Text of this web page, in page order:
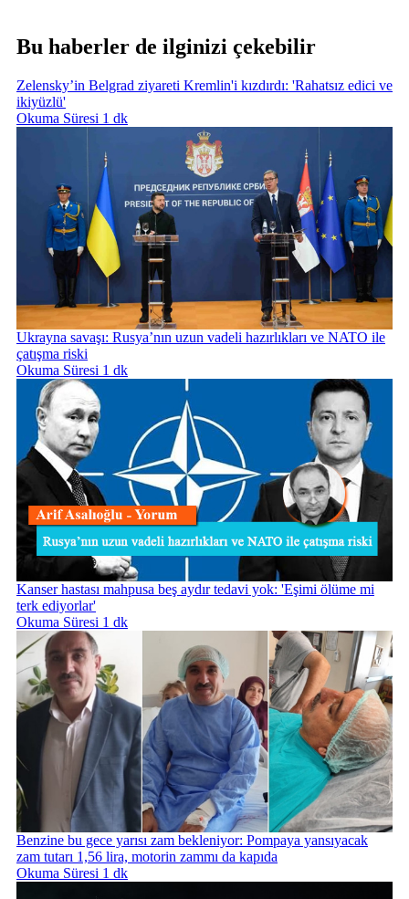
Bu haberler de ilginizi çekebilir
Zelensky’in Belgrad ziyareti Kremlin'i kızdırdı: 'Rahatsız edici ve
ikiyüzlü'
Okuma Süresi 1 dk
Ukrayna savaşı: Rusya’nın uzun vadeli hazırlıkları ve NATO ile
çatışma riski
Okuma Süresi 1 dk
Kanser hastası mahpusa beş aydır tedavi yok: 'Eşimi ölüme mi
terk ediyorlar'
Okuma Süresi 1 dk
Benzine bu gece yarısı zam bekleniyor: Pompaya yansıyacak
zam tutarı 1,56 lira, motorin zammı da kapıda
Okuma Süresi 1 dk